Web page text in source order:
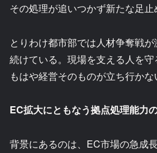
その処理が追いつかず新たな足止
とりわけ都市部では人材争奪戦
続けている。現場を支える人を守
もはや経営そのものが立ち行かな
EC拡大にともなう拠点処理能力
背景にあるのは、EC市場の急成